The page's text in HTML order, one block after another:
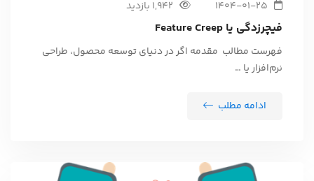
1404-01-25 1,942 بازدید
فیچرزدگی یا Feature Creep
فهرست مطالب مقدمه اگر در دنیای توسعه محصول، طراحی
نرم‌افزار یا …
ادامه مطلب